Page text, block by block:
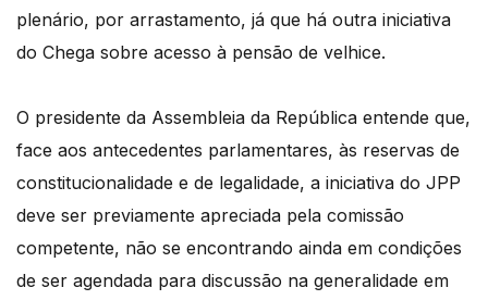
plenário, por arrastamento, já que há outra iniciativa
do Chega sobre acesso à pensão de velhice.
O presidente da Assembleia da República entende que,
face aos antecedentes parlamentares, às reservas de
constitucionalidade e de legalidade, a iniciativa do JPP
deve ser previamente apreciada pela comissão
competente, não se encontrando ainda em condições
de ser agendada para discussão na generalidade em